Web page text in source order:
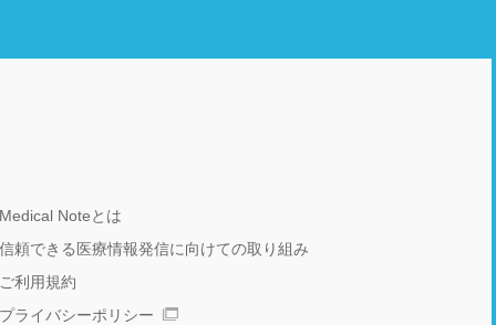
Medical Noteとは
信頼できる医療情報発信に向けての取り組み
ご利用規約
プライバシーポリシー